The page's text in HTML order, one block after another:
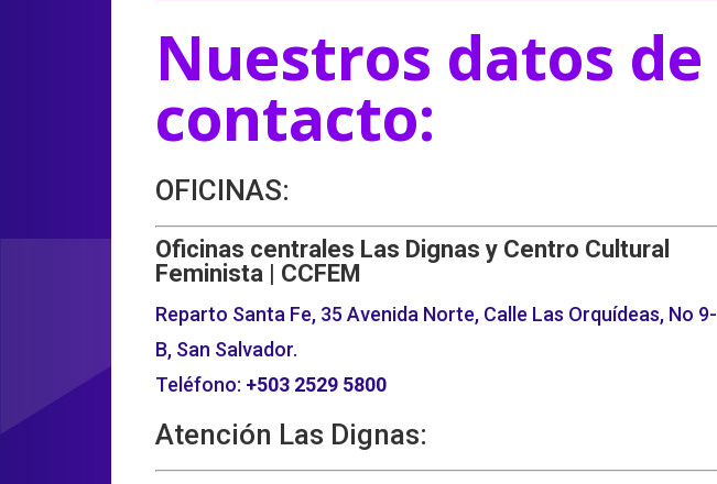
Nuestros datos de
contacto:
OFICINAS:
Oficinas centrales Las Dignas y Centro Cultural
Feminista | CCFEM
Reparto Santa Fe, 35 Avenida Norte, Calle Las Orquídeas, No 9-
B, San Salvador.
Teléfono: +503 2529 5800
Atención Las Dignas: